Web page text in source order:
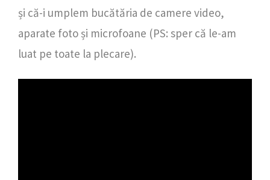
și că-i umplem bucătăria de camere video,
aparate foto și microfoane (PS: sper că le-am
luat pe toate la plecare).